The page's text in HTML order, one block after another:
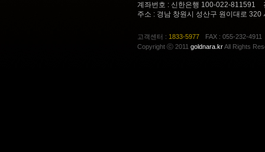
계좌번호 : 신한은행 100-022-811591
주소 : 경남 창원시 성산구 원이대로
고객센터 : 1833-5977
FAX : 055-232-4911
Copyright ⓒ 2011 goldnara.krAll Rights